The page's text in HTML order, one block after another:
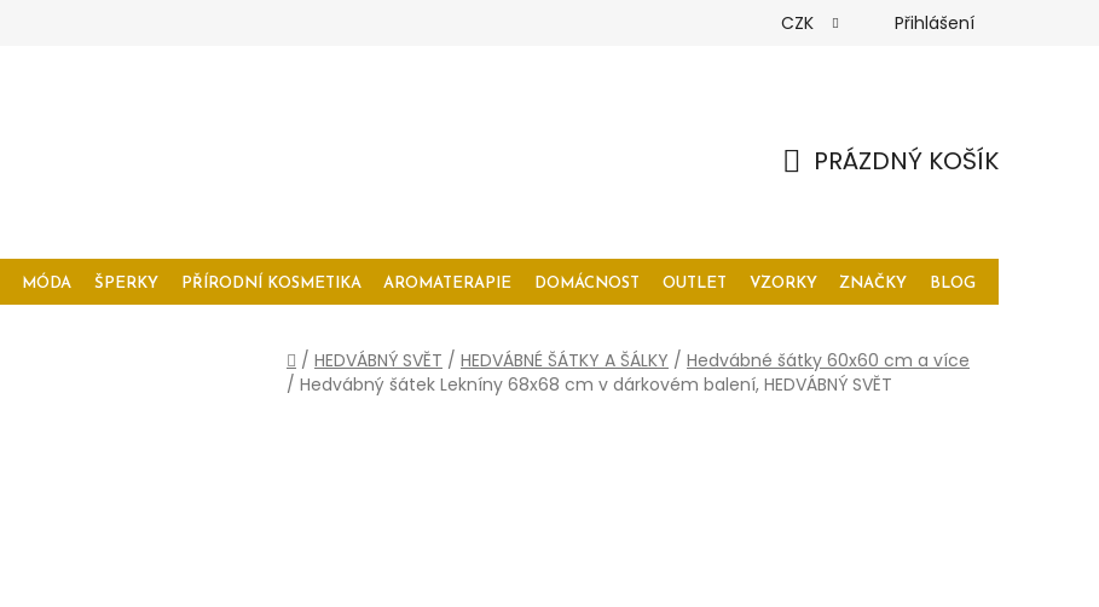
CZK Přihlášení
PRÁZDNÝ KOŠÍK
MÓDA ŠPERKY PŘÍRODNÍ KOSMETIKA AROMATERAPIE DOMÁCNOST OUTLET VZORKY ZNAČKY BLOG
Domů
/ HEDVÁBNÝ SVĚT / HEDVÁBNÉ ŠÁTKY A ŠÁLKY / Hedvábné šátky 60x60 cm a více
/ Hedvábný šátek Lekníny 68x68 cm v dárkovém balení, HEDVÁBNÝ SVĚT